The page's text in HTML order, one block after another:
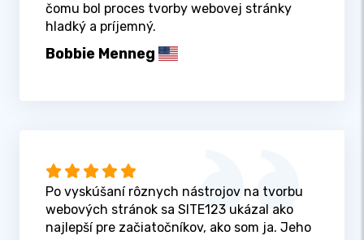
čomu bol proces tvorby webovej stránky
hladký a príjemný.
Bobbie Menneg
Po vyskúšaní rôznych nástrojov na tvorbu
webových stránok sa SITE123 ukázal ako
najlepší pre začiatočníkov, ako som ja. Jeho